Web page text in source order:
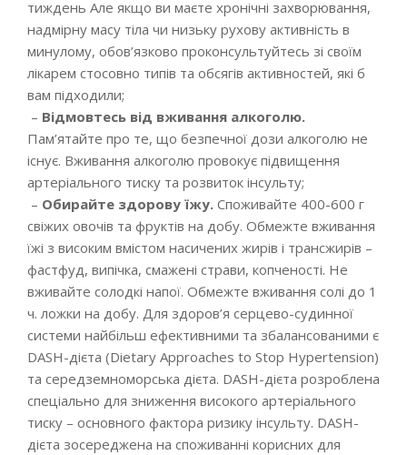
тиждень Але якщо ви маєте хронічні захворювання,
надмірну масу тіла чи низьку рухову активність в
минулому, обов’язково проконсультуйтесь зі своїм
лікарем стосовно типів та обсягів активностей, які б
вам підходили;
– Відмовтесь від вживання алкоголю.
Пам’ятайте про те, що безпечної дози алкоголю не
існує. Вживання алкоголю провокує підвищення
артеріального тиску та розвиток інсульту;
– Обирайте здорову їжу. Споживайте 400-600 г
свіжих овочів та фруктів на добу. Обмежте вживання
їжі з високим вмістом насичених жирів і трансжирів –
фастфуд, випічка, смажені страви, копченості. Не
вживайте солодкі напої. Обмежте вживання солі до 1
ч. ложки на добу. Для здоров’я серцево-судинної
системи найбільш ефективними та збалансованими є
DASH-дієта (Dietary Approaches to Stop Hypertension)
та середземноморська дієта. DASH-дієта розроблена
спеціально для зниження високого артеріального
тиску – основного фактора ризику інсульту. DASH-
дієта зосереджена на споживанні корисних для